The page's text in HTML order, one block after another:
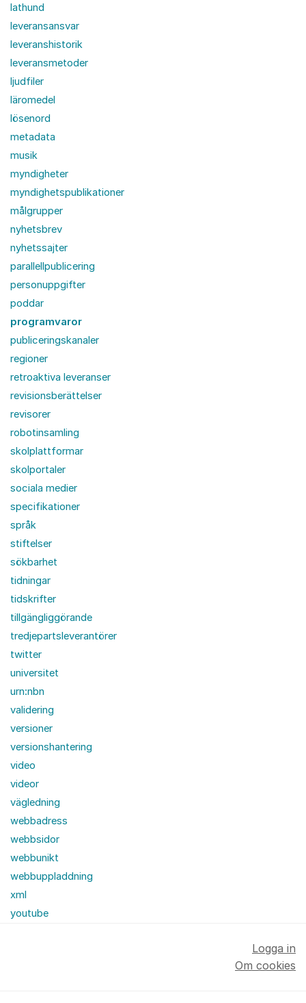
lathund
leveransansvar
leveranshistorik
leveransmetoder
ljudfiler
läromedel
lösenord
metadata
musik
myndigheter
myndighetspublikationer
målgrupper
nyhetsbrev
nyhetssajter
parallellpublicering
personuppgifter
poddar
programvaror
publiceringskanaler
regioner
retroaktiva leveranser
revisionsberättelser
revisorer
robotinsamling
skolplattformar
skolportaler
sociala medier
specifikationer
språk
stiftelser
sökbarhet
tidningar
tidskrifter
tillgängliggörande
tredjepartsleverantörer
twitter
universitet
urn:nbn
validering
versioner
versionshantering
video
videor
vägledning
webbadress
webbsidor
webbunikt
webbuppladdning
xml
youtube
Logga in
Om cookies